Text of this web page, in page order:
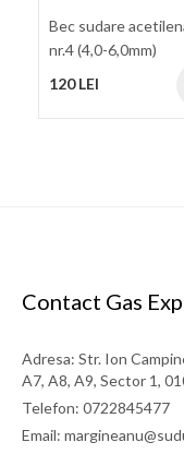
Bec sudare
nr.4 (4,0-6,0mm)
120 LEI
Contact Gas
Adresa: Str. Ion
A7, A8, A9, Sector 1,
Telefon: 0722845477
Email: